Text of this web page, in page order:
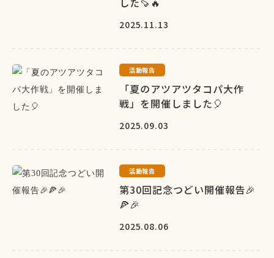
2025.11.13
活動報告
「夏のアツアツタコパ大作
戦」を開催しました🎈
2025.09.03
活動報告
第30回記念つどい開催報告🎉
🍕🎉
2025.08.06